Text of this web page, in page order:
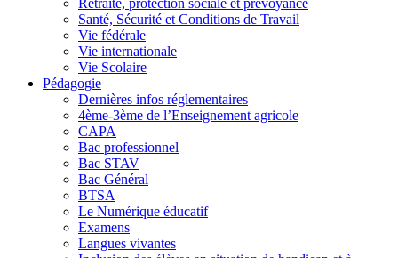
Santé, Sécurité et Conditions de Travail
Vie fédérale
Vie internationale
Vie Scolaire
Pédagogie
Dernières infos réglementaires
4ème-3ème de l’Enseignement agricole
CAPA
Bac professionnel
Bac STAV
Bac Général
BTSA
Le Numérique éducatif
Examens
Langues vivantes